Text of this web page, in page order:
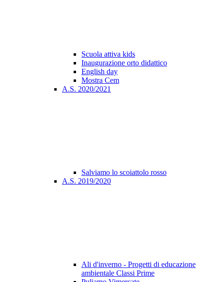
Scuola attiva kids
Inaugurazione orto didattico
English day
Mostra Cem
A.S. 2020/2021
Salviamo lo scoiattolo rosso
A.S. 2019/2020
Ali d'inverno - Progetti di educazione
ambientale Classi Prime